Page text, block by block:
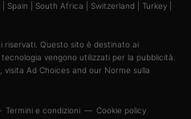
Spain South Africa Switzerland Turkey
riservati. Questo sito è destinato ai
vengono utilizzati per la pubblicità.
visita Ad Choices and our Norme sulla
Termini e condizioni Cookie policy